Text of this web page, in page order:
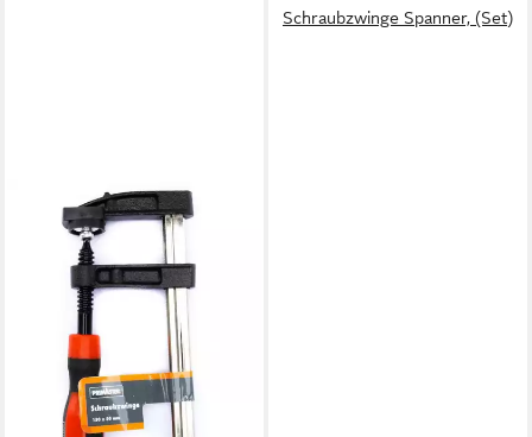
PRIMASTER
Schraubzwinge Primaster
Schraubzwinge 15 x 5 cm mit
lieferbar - in 3-4 Werktagen bei dir
Schraubzwinge Spanner, (Set)